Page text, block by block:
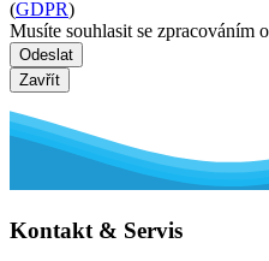
(GDPR)
Musíte souhlasit se zpracováním
Odeslat
Zavřít
Kontakt & Servis